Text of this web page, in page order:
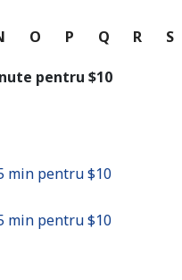
O P Q R S
pentru ⁦$10⁩
min pentru ⁦$10⁩
min pentru ⁦$10⁩